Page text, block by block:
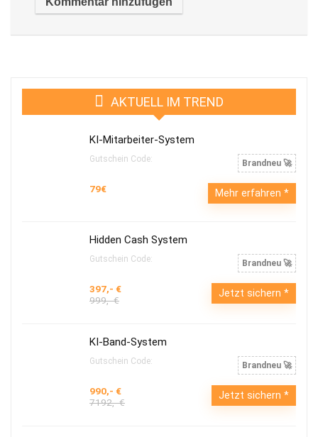
AKTUELL IM TREND
KI-Mitarbeiter-System
Gutschein Code: Brandneu 🚀
79€ Mehr erfahren
Hidden Cash System
Gutschein Code: Brandneu 🚀
397,- €
999,- €
Jetzt sichern
KI-Band-System
Gutschein Code: Brandneu 🚀
990,- €
7192,- €
Jetzt sichern